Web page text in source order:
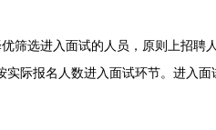
选进入面试的人员，原则上招聘
际报名人数进入面试环节。进入